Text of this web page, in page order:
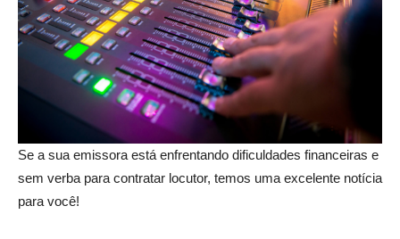
Se a sua emissora está enfrentando dificuldades financeiras e
sem verba para contratar locutor, temos uma excelente notícia
para você!